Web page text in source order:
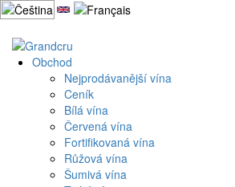
Přejít
k
obsahu
webu Obchod
Nejprodávanější vína
Ceník
Bílá vína
Červená vína
Fortifikovaná vína
Růžová vína
Šumivá vína